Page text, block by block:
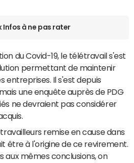
Infos à ne pas rater
du Covid-19, le télétravail s'est
permettant de maintenir
entreprises. Il s'est depuis
une enquête auprès de PDG
ne devraient pas considérer
remise en cause dans
être à l'origine de ce revirement.
aux mêmes conclusions, on